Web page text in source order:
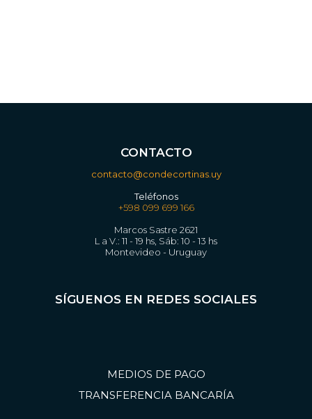
CONTACTO
contacto@condecortinas.uy
Teléfonos
+598 099 699 166
Marcos Sastre 2621
L a V.: 11 - 19 hs, Sáb: 10 - 13 hs
Montevideo - Uruguay
SÍGUENOS EN REDES SOCIALES
n
s
a
c
MEDIOS DE PAGO
TRANSFERENCIA BANCARÍA